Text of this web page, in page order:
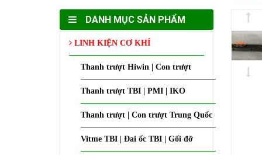
DANH MỤC SẢN PHẨM
LINH KIỆN CƠ KHÍ
Thanh trượt Hiwin | Con trượt
Thanh trượt TBI | PMI | IKO
Thanh trượt | Con trượt Trung Quốc
Vitme TBI | Đai ốc TBI | Gối đỡ